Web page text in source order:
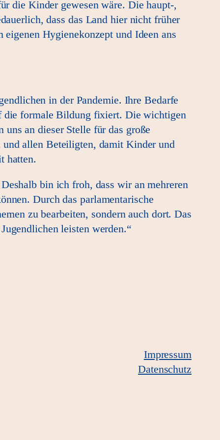
die Kinder gewesen wäre. Die haupt-,
dass das Land hier nicht früher
Hygienekonzept und Ideen ans
in der Pandemie. Ihre Bedarfe
die formale Bildung fixiert. Die wichtigen
an dieser Stelle für das große
und allen Beteiligten, damit Kinder und
hatten.
bin ich froh, dass wir an mehreren
Durch das parlamentarische
zu bearbeiten, sondern auch dort. Das
leisten werden.“
Impressum
Datenschutz